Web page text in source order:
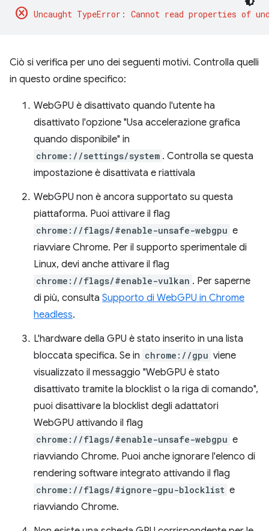
cancel
Ciò si verifica per uno dei seguenti motivi. Controlla quelli
in questo ordine specifico:
WebGPU è disattivato quando l'utente ha
disattivato l'opzione "Usa accelerazione grafica
quando disponibile" in
chrome://settings/system . Controlla se questa
impostazione è disattivata e riattivala
WebGPU non è ancora supportato su questa
piattaforma. Puoi attivare il flag
chrome://flags/#enable-unsafe-webgpu e
riavviare Chrome. Per il supporto sperimentale di
Linux, devi anche attivare il flag
chrome://flags/#enable-vulkan . Per saperne
di più, consulta Supporto di WebGPU in Chrome
headless.
L'hardware della GPU è stato inserito in una lista
bloccata specifica. Se in chrome://gpu viene
visualizzato il messaggio "WebGPU è stato
disattivato tramite la blocklist o la riga di comando",
puoi disattivare la blocklist degli adattatori
WebGPU attivando il flag
chrome://flags/#enable-unsafe-webgpu e
riavviando Chrome. Puoi anche ignorare l'elenco di
rendering software integrato attivando il flag
chrome://flags/#ignore-gpu-blocklist e
riavviando Chrome.